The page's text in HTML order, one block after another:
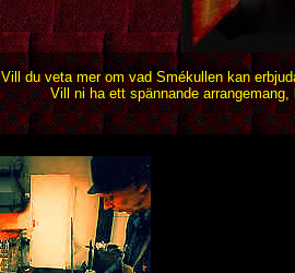
Vill du veta mer om vad Smékullen kan
Vill ni ha ett spännande